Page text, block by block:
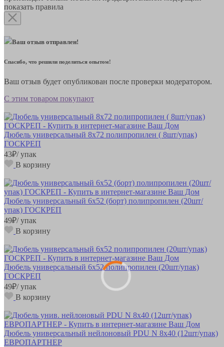
показать правила
Ваш отзыв отправлен!
Спасибо, что решили поделиться опытом!
Ваш отзыв будет опубликован после проверки модератором.
С этим товаром покупают
Дюбель универсальный 8х72 полипропилен ( 8шт/упак)
ГОСКРЕП
43₽/ упак
В корзину
Дюбель универсальный 6х52 (борт) полипропилен (20шт/
упак) ГОСКРЕП
49₽/ упак
В корзину
Дюбель универсальный 6х52 полипропилен (20шт/упак)
ГОСКРЕП
49₽/ упак
В корзину
Дюбель универсальный нейлоновый PDU N 8x40 (12шт/упак)
ЕВРОПАРТНЕР